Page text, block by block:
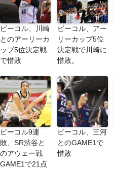
ビーコル、川崎
とのアーリーカ
ップ5位決定戦
で惜敗
ビーコル、アー
リーカップ5位
決定戦で川崎に
惜敗。
ビーコル9連
敗、SR渋谷と
のアウェー戦
GAME1で21点
ビーコル、三河
とのGAME1で
惜敗